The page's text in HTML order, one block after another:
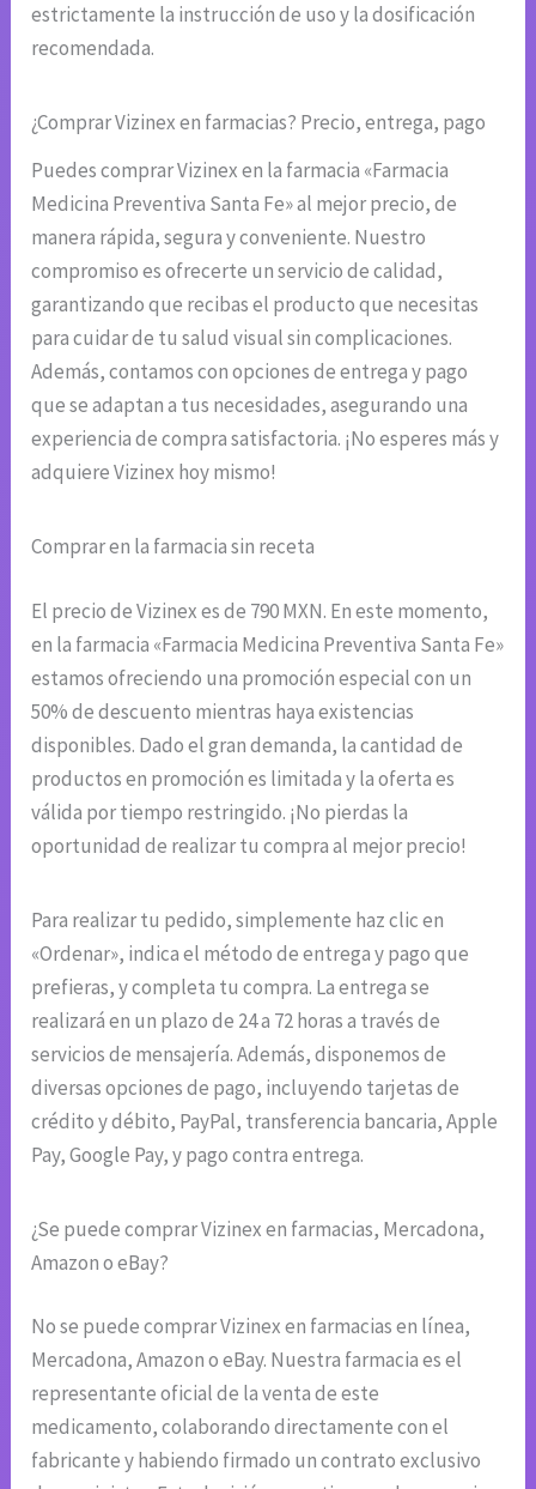
estrictamente la instrucción de uso y la dosificación
recomendada.
¿Comprar Vizinex en farmacias? Precio, entrega, pago
Puedes comprar Vizinex en la farmacia «Farmacia
Medicina Preventiva Santa Fe» al mejor precio, de
manera rápida, segura y conveniente. Nuestro
compromiso es ofrecerte un servicio de calidad,
garantizando que recibas el producto que necesitas
para cuidar de tu salud visual sin complicaciones.
Además, contamos con opciones de entrega y pago
que se adaptan a tus necesidades, asegurando una
experiencia de compra satisfactoria. ¡No esperes más y
adquiere Vizinex hoy mismo!
Comprar en la farmacia sin receta
El precio de Vizinex es de 790 MXN. En este momento,
en la farmacia «Farmacia Medicina Preventiva Santa Fe»
estamos ofreciendo una promoción especial con un
50% de descuento mientras haya existencias
disponibles. Dado el gran demanda, la cantidad de
productos en promoción es limitada y la oferta es
válida por tiempo restringido. ¡No pierdas la
oportunidad de realizar tu compra al mejor precio!
Para realizar tu pedido, simplemente haz clic en
«Ordenar», indica el método de entrega y pago que
prefieras, y completa tu compra. La entrega se
realizará en un plazo de 24 a 72 horas a través de
servicios de mensajería. Además, disponemos de
diversas opciones de pago, incluyendo tarjetas de
crédito y débito, PayPal, transferencia bancaria, Apple
Pay, Google Pay, y pago contra entrega.
¿Se puede comprar Vizinex en farmacias, Mercadona,
Amazon o eBay?
No se puede comprar Vizinex en farmacias en línea,
Mercadona, Amazon o eBay. Nuestra farmacia es el
representante oficial de la venta de este
medicamento, colaborando directamente con el
fabricante y habiendo firmado un contrato exclusivo